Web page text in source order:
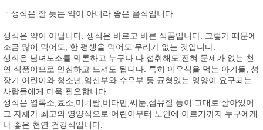
ㆍ생식은 잘 듯는 약이 아니라 좋은 음식입니다.
생식은 약이 아닙니다. 생식은 바르고 바른 식품입니다. 그렇기 때문에
조금 많이 먹어도, 한 평생을 먹어도 무리가 없는 것입니다.
생식은 남녀노소를 막론하고 누구나 다 섭취해도 전혀 문제가 없는 천
연 식품이므로 안심하고 드셔도 됩니다. 특히 이유식을 먹는 아기들, 성
장기 어린이와 청소년,임신부와 수유부 등 균형있는 영양이 요구되는
사람들에게 더욱 필요합니다.
생식은 엽록소,효소,미네랄,비타민,씨눈,섬유질 등이 그대로 살아있어
그 자체가 최고의 영양식으로 어린이부터 노인에 이르기까지 누구에게
나 좋은 천연 건강식입니다.